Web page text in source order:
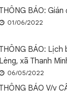
BÁO:
01/06/2022
BÁO: Lịch
Lèng, xã Thanh
06/05/2022
BÁO V/v